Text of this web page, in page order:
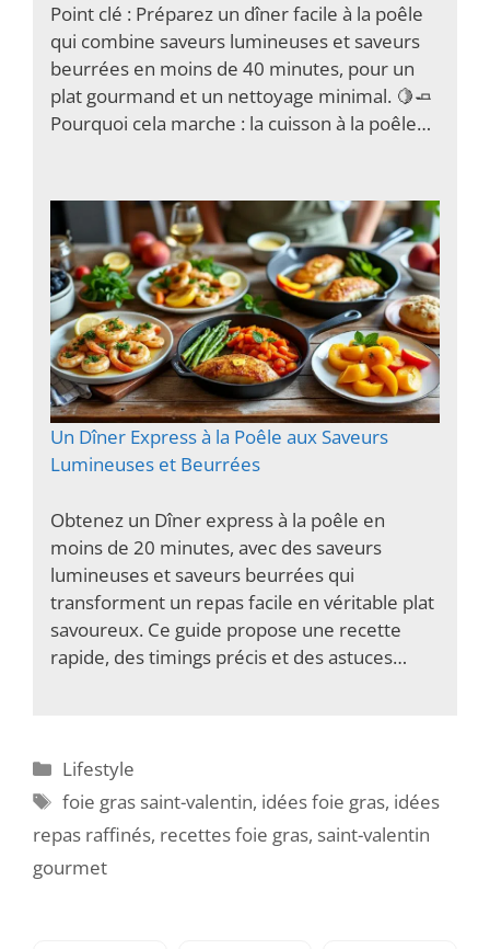
Point clé : Préparez un dîner facile à la poêle
qui combine saveurs lumineuses et saveurs
beurrées en moins de 40 minutes, pour un
plat gourmand et un nettoyage minimal. 🍋🧈
Pourquoi cela marche : la cuisson à la poêle…
Un Dîner Express à la Poêle aux Saveurs
Lumineuses et Beurrées
Obtenez un Dîner express à la poêle en
moins de 20 minutes, avec des saveurs
lumineuses et saveurs beurrées qui
transforment un repas facile en véritable plat
savoureux. Ce guide propose une recette
rapide, des timings précis et des astuces…
Catégories
Lifestyle
Étiquettes
foie gras saint-valentin, idées foie gras, idées
repas raffinés, recettes foie gras, saint-valentin
gourmet